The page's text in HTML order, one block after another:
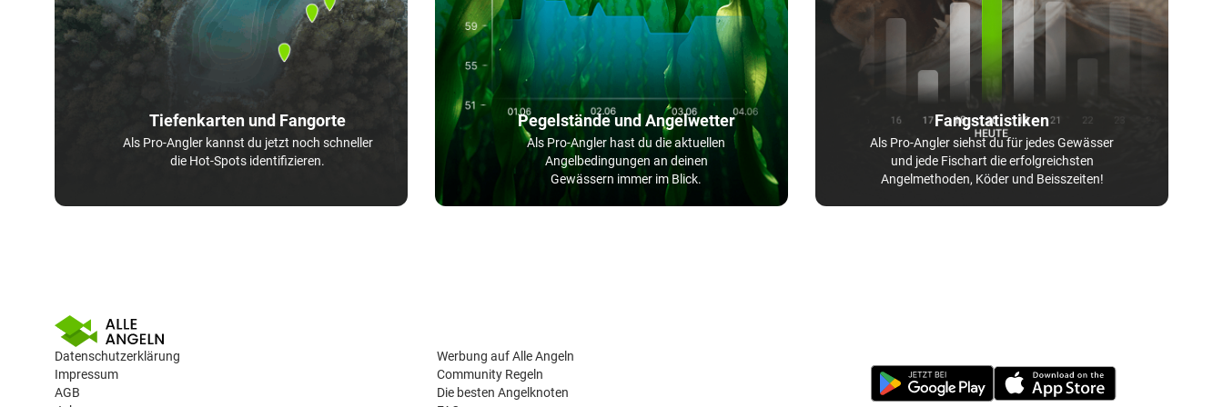
Tiefenkarten und Fangorte
Als Pro-Angler kannst du jetzt noch schneller
die Hot-Spots identifizieren.
Pegelstände und Angelwetter
Als Pro-Angler hast du die aktuellen
Angelbedingungen an deinen
Gewässern immer im Blick.
Fangstatistiken
Als Pro-Angler siehst du für jedes Gewässer
und jede Fischart die erfolgreichsten
Angelmethoden, Köder und Beisszeiten!
Datenschutzerklärung
Impressum
AGB
Werbung auf Alle Angeln
Community Regeln
Die besten Angelknoten